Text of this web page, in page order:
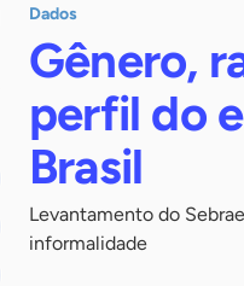
Dados
Gênero,
perfil do
Brasil
Levantamento do
informalidade